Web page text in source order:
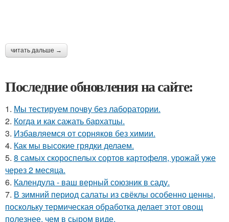
читать дальше →
Последние обновления на сайте:
1. Мы тестируем почву без лаборатории.
2. Когда и как сажать бархатцы.
3. Избавляемся от сорняков без химии.
4. Как мы высокие грядки делаем.
5. 8 самых скороспелых сортов картофеля, урожай уже
через 2 месяца.
6. Календула - ваш верный союзник в саду.
7. В зимний период салаты из свёклы особенно ценны,
поскольку термическая обработка делает этот овощ
полезнее, чем в сыром виде.